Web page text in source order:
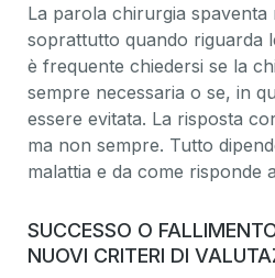
La parola chirurgia spaventa
soprattutto quando riguarda
è frequente chiedersi se la
sempre necessaria o se, in
essere evitata. La risposta
ma non sempre. Tutto
malattia e da come risponde
SUCCESSO O
NUOVI CRITERI DI